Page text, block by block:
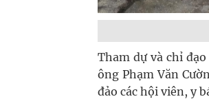
Tham dự và chỉ
ông Phạm Văn
đảo các hội viên, y